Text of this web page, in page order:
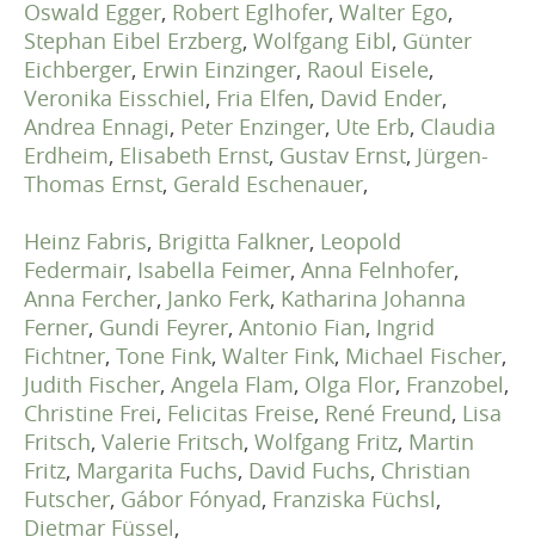
Oswald Egger, Robert Eglhofer, Walter Ego,
Stephan Eibel Erzberg, Wolfgang Eibl, Günter
Eichberger, Erwin Einzinger, Raoul Eisele,
Veronika Eisschiel, Fria Elfen, David Ender,
Andrea Ennagi, Peter Enzinger, Ute Erb, Claudia
Erdheim, Elisabeth Ernst, Gustav Ernst, Jürgen-
Thomas Ernst, Gerald Eschenauer,
Heinz Fabris, Brigitta Falkner, Leopold
Federmair, Isabella Feimer, Anna Felnhofer,
Anna Fercher, Janko Ferk, Katharina Johanna
Ferner, Gundi Feyrer, Antonio Fian, Ingrid
Fichtner, Tone Fink, Walter Fink, Michael Fischer,
Judith Fischer, Angela Flam, Olga Flor, Franzobel,
Christine Frei, Felicitas Freise, René Freund, Lisa
Fritsch, Valerie Fritsch, Wolfgang Fritz, Martin
Fritz, Margarita Fuchs, David Fuchs, Christian
Futscher, Gábor Fónyad, Franziska Füchsl,
Dietmar Füssel,